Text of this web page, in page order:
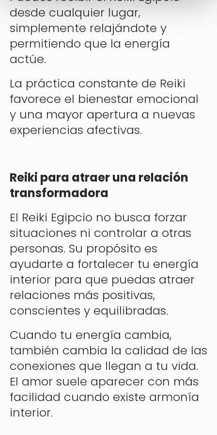
desde cualquier lugar,
simplemente relajándote y
permitiendo que la energía
actúe.
La práctica constante de Reiki
favorece el bienestar emocional
y una mayor apertura a nuevas
experiencias afectivas.
Reiki para atraer una relación
transformadora
El Reiki Egipcio no busca forzar
situaciones ni controlar a otras
personas. Su propósito es
ayudarte a fortalecer tu energía
interior para que puedas atraer
relaciones más positivas,
conscientes y equilibradas.
Cuando tu energía cambia,
también cambia la calidad de las
conexiones que llegan a tu vida.
El amor suele aparecer con más
facilidad cuando existe armonía
interior.